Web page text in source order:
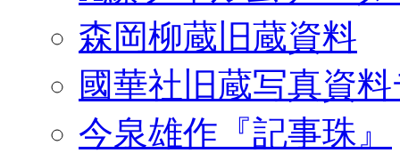
森岡柳蔵旧蔵資料
國華社旧蔵写真資
今泉雄作『記事珠』